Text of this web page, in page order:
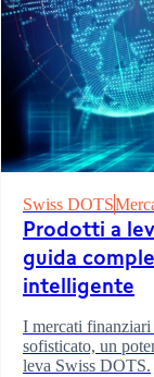
Swiss DOTS
Prodotti a
guida
intelligente
I mercati
sofisticato, un
leva Swiss DOTS.